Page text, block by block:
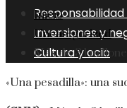
Inversiones y
Cultura y ocio
Inicio
Uncategorized
Más de 3,1
«Una pesadilla»: una